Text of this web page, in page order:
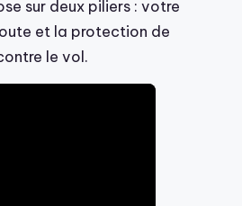
sur deux piliers : votre
et la protection de
le vol.